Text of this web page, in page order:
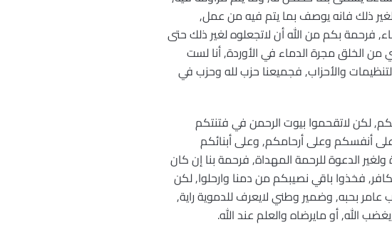
ذلك فانه يوصف بما يتم فيه من عمل,
فرحمة بكم من الله أن لاتجعلوه لغير ذلك حتى
من الخلق مجرة الدماء في الأوردة, أنا لست
والأحزاب, فجميعنا حزب لله وحزب في
لكن لاتقحموا بيوت الرحمن في فتنتكم
على أنفسكم وعلى أرحامكم, وعلى أبنائكم
الدعوة للرحمة المهداة, فرحمة بنا إن كان
فخذوا باقي نصيبكم من دمنا وارحلوا, لكن
عامر بحبه, وضمير وطني لايعرف للدموية راية,
الله, أو مايرضاه والعلم عند الله.